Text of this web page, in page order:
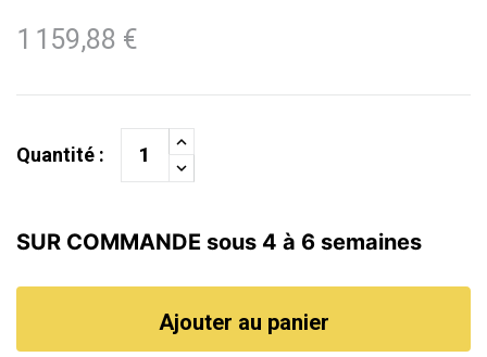
1 159,88 €
Quantité :
SUR COMMANDE sous 4 à 6 semaines
Ajouter au panier